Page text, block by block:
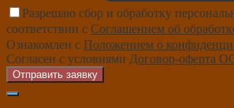
Разрешаю сбор и обработку
соответствии с Соглашением об
Ознакомлен с Положением о
Согласен с условиями Договор-оферта
Отправить заявку